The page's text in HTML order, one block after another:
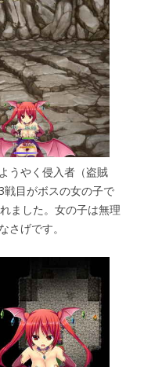
うやく侵入者（盗賊
目がボスの女の子で
ました。女の子は無理
さげです。